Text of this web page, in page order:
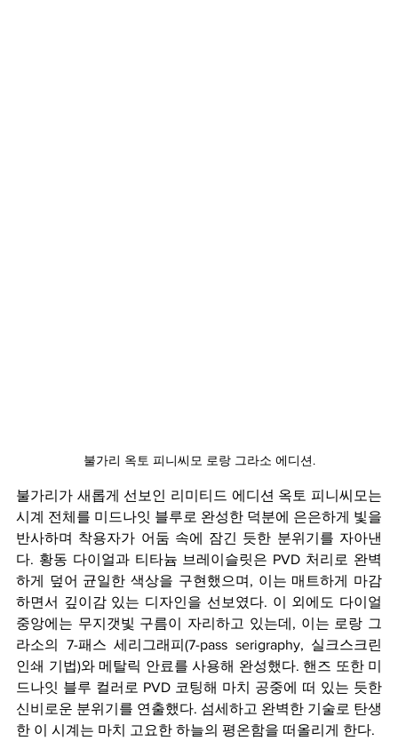
불가리 옥토 피니씨모 로랑 그라소 에디션.
불가리가 새롭게 선보인 리미티드 에디션 옥토 피니씨모는
시계 전체를 미드나잇 블루로 완성한 덕분에 은은하게 빛을
반사하며 착용자가 어둠 속에 잠긴 듯한 분위기를 자아낸
다. 황동 다이얼과 티타늄 브레이슬릿은 PVD 처리로 완벽
하게 덮어 균일한 색상을 구현했으며, 이는 매트하게 마감
하면서 깊이감 있는 디자인을 선보였다. 이 외에도 다이얼
중앙에는 무지갯빛 구름이 자리하고 있는데, 이는 로랑 그
라소의 7-패스 세리그래피(7-pass serigraphy, 실크스크린
인쇄 기법)와 메탈릭 안료를 사용해 완성했다. 핸즈 또한 미
드나잇 블루 컬러로 PVD 코팅해 마치 공중에 떠 있는 듯한
신비로운 분위기를 연출했다. 섬세하고 완벽한 기술로 탄생
한 이 시계는 마치 고요한 하늘의 평온함을 떠올리게 한다.